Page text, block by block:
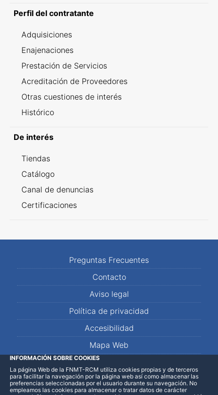
Perfil del contratante
Adquisiciones
Enajenaciones
Prestación de Servicios
Acreditación de Proveedores
Otras cuestiones de interés
Histórico
De interés
Tiendas
Catálogo
Canal de denuncias
Certificaciones
Preguntas Frecuentes
Contacto
Aviso legal
Política de privacidad
Accesibilidad
Mapa Web
LinkedInFacebookWhatsApp
INFORMACIÓN SOBRE COOKIES
La página Web de la FNMT-RCM utiliza cookies propias y de terceros
para facilitar la navegación por la página web así como almacenar las
preferencias seleccionadas por el usuario durante su navegación. No
empleamos las cookies para almacenar o tratar datos de carácter